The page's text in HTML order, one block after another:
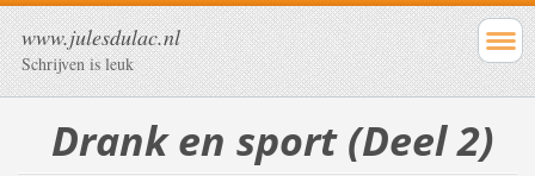
www.julesdulac.nl
Schrijven is leuk
Drank en sport (Deel 2)